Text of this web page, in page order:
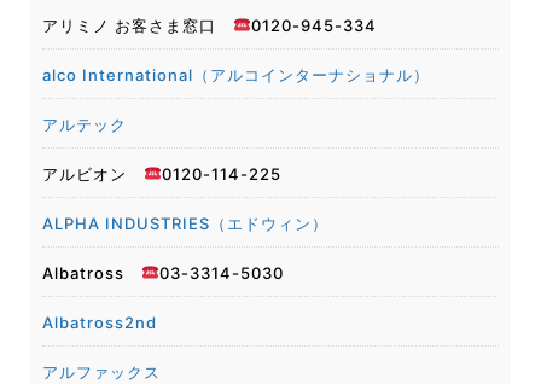
アリミノ お客さま窓口 0120-945-334
alco International（アルコインターナショナル）
アルテック
アルビオン 0120-114-225
ALPHA INDUSTRIES（エドウィン）
Albatross 03-3314-5030
Albatross2nd
アルファックス